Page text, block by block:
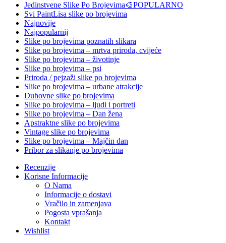
Jedinstvene Slike Po Brojevima🎨POPULARNO
Svi PaintLisa slike po brojevima
Najnovije
Najpopularnij
Slike po brojevima poznatih slikara
Slike po brojevima – mrtva priroda, cvijeće
Slike po brojevima – životinje
Slike po brojevima – psi
Priroda / pejzaži slike po brojevima
Slike po brojevima – urbane atrakcije
Duhovne slike po brojevima
Slike po brojevima – ljudi i portreti
Slike po brojevima – Dan žena
Apstraktne slike po brojevima
Vintage slike po brojevima
Slike po brojevima – Majčin dan
Pribor za slikanje po brojevima
Recenzije
Korisne Informacije
O Nama
Informacije o dostavi
Vračilo in zamenjava
Pogosta vprašanja
Kontakt
Wishlist